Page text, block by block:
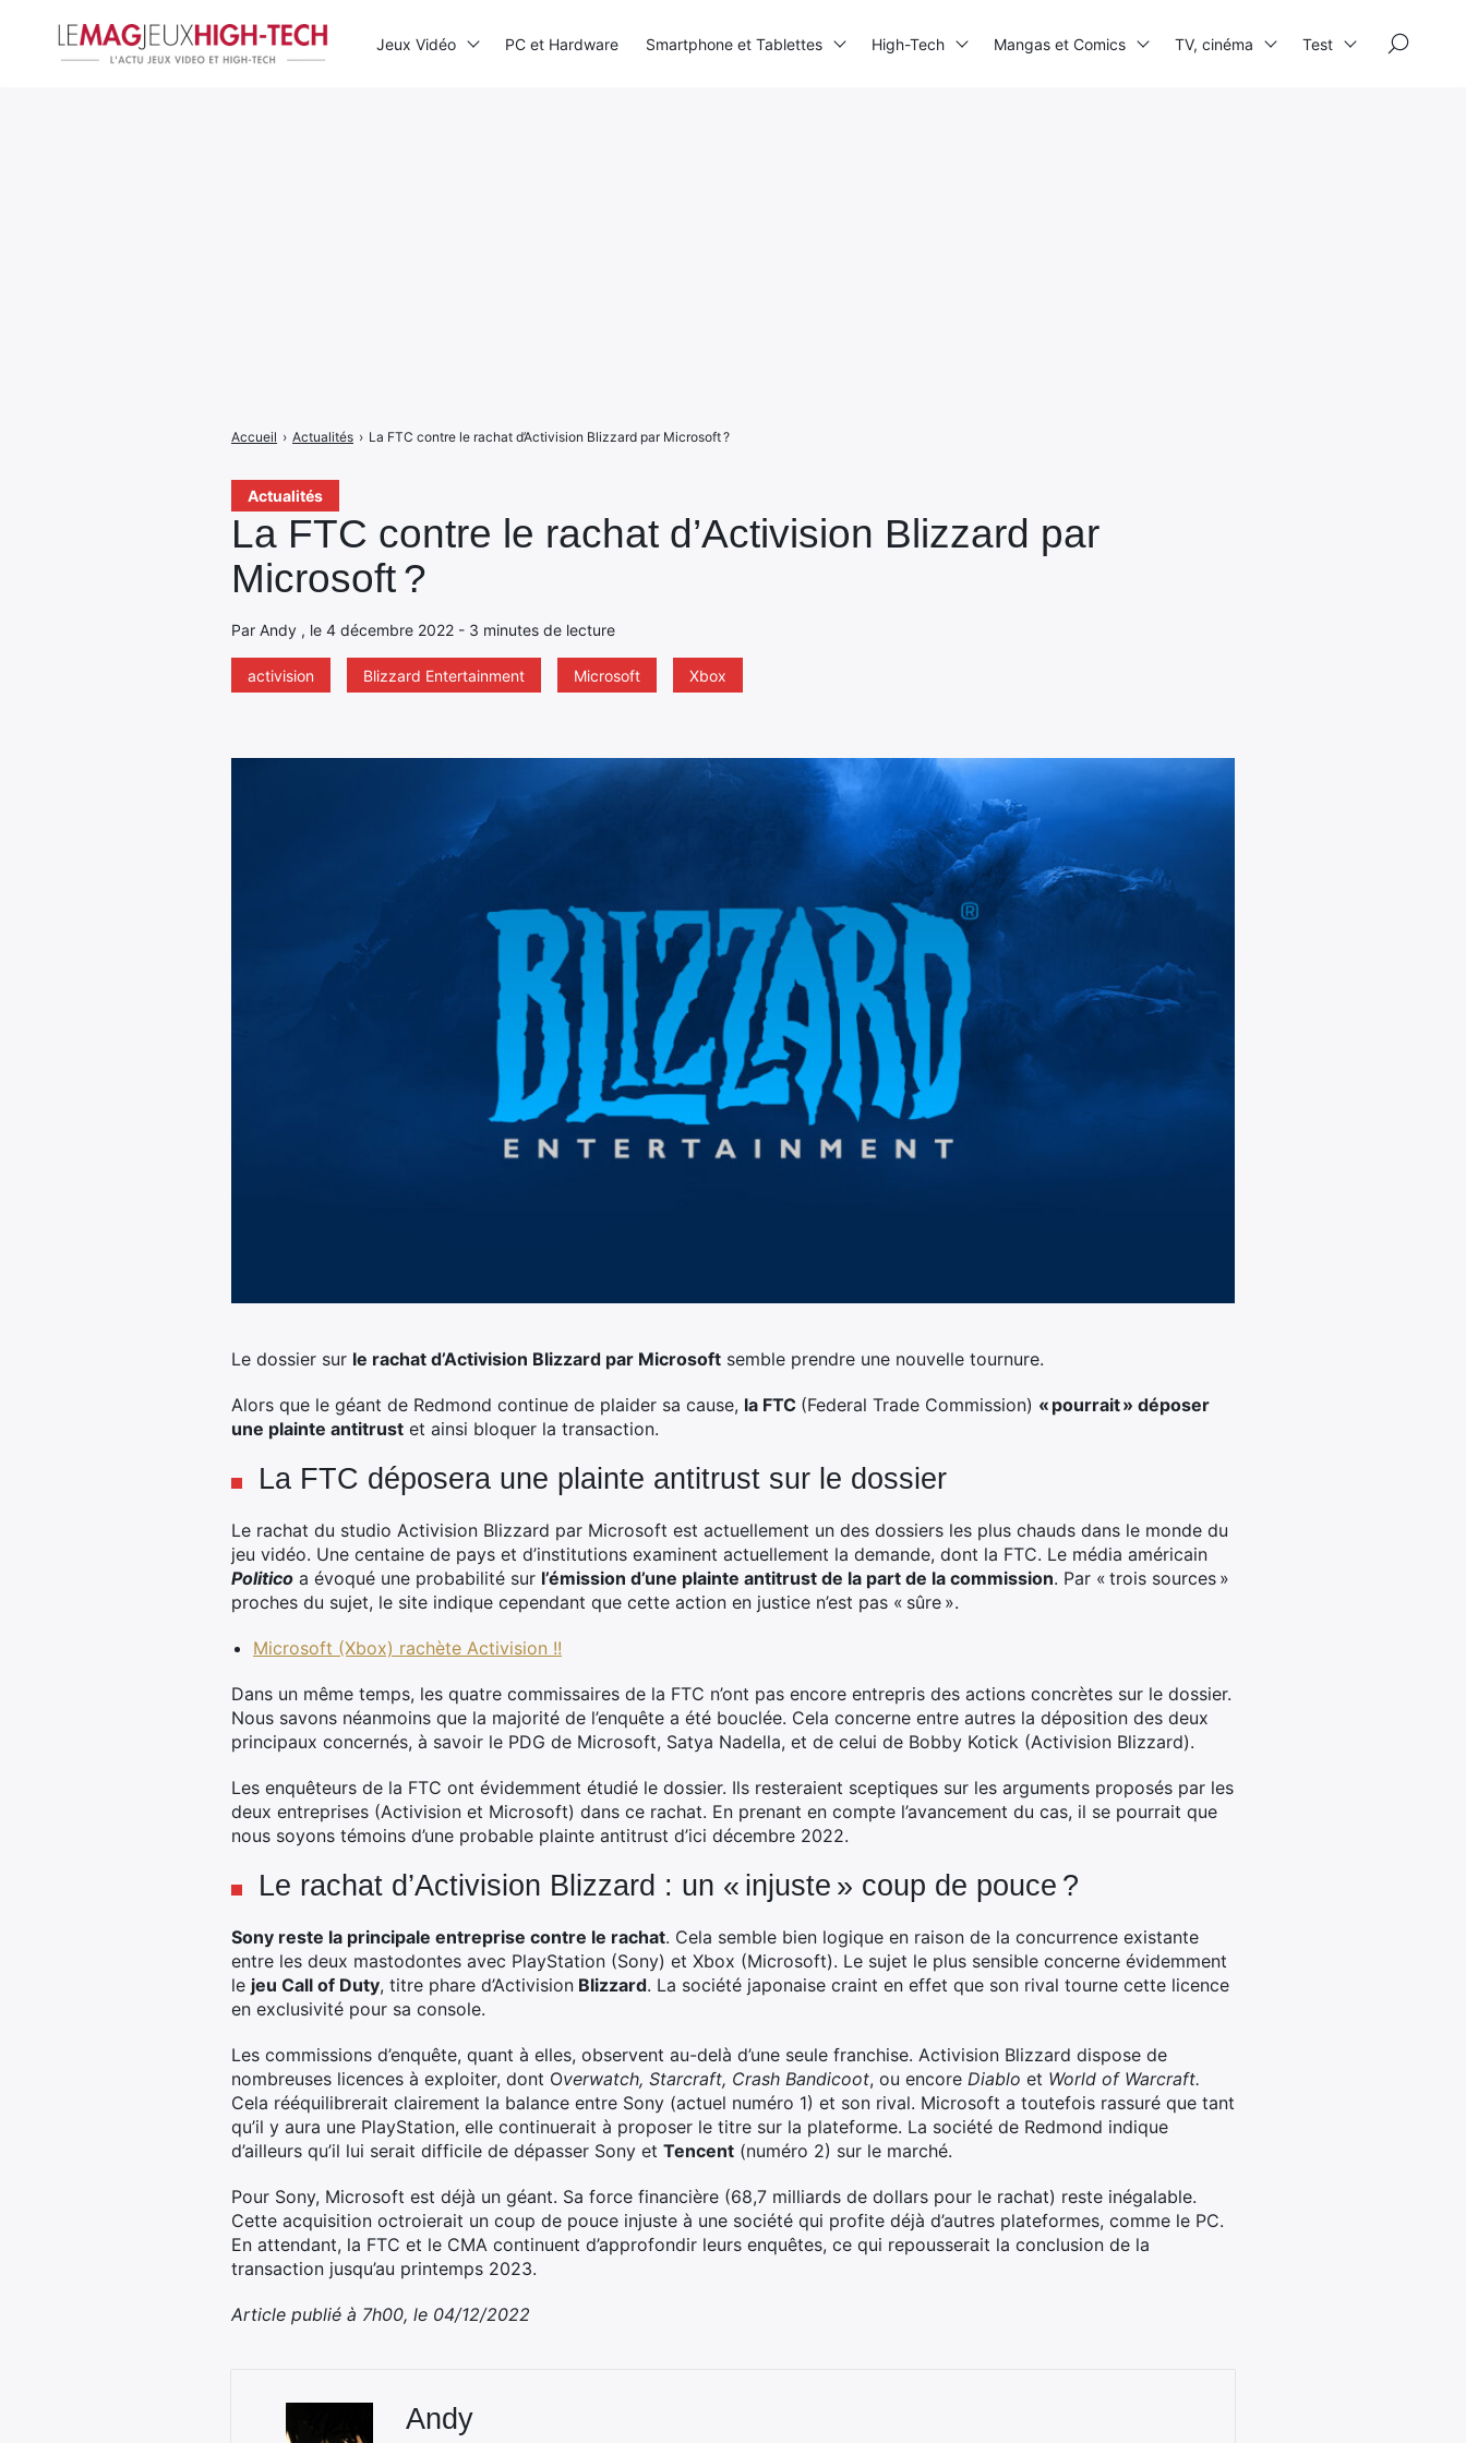
Actualités
La FTC contre le rachat d’Activision Blizzard par
Microsoft ?
Par Andy , le 4 décembre 2022 - 3 minutes de lecture
activision Blizzard Entertainment Microsoft Xbox
Accueil › Actualités › La FTC contre le rachat d’Activision Blizzard par Microsoft ?
Le dossier sur le rachat d’Activision Blizzard par Microsoft semble prendre une nouvelle tournure.
Alors que le géant de Redmond continue de plaider sa cause, la FTC (Federal Trade Commission) « pourrait » déposer
une plainte antitrust et ainsi bloquer la transaction.
La FTC déposera une plainte antitrust sur le dossier
Le rachat du studio Activision Blizzard par Microsoft est actuellement un des dossiers les plus chauds dans le monde du
jeu vidéo. Une centaine de pays et d’institutions examinent actuellement la demande, dont la FTC. Le média américain
Politico a évoqué une probabilité sur l’émission d’une plainte antitrust de la part de la commission. Par « trois sources »
proches du sujet, le site indique cependant que cette action en justice n’est pas « sûre ».
Microsoft (Xbox) rachète Activision !!
Dans un même temps, les quatre commissaires de la FTC n’ont pas encore entrepris des actions concrètes sur le dossier.
Nous savons néanmoins que la majorité de l’enquête a été bouclée. Cela concerne entre autres la déposition des deux
principaux concernés, à savoir le PDG de Microsoft, Satya Nadella, et de celui de Bobby Kotick (Activision Blizzard).
Les enquêteurs de la FTC ont évidemment étudié le dossier. Ils resteraient sceptiques sur les arguments proposés par les
deux entreprises (Activision et Microsoft) dans ce rachat. En prenant en compte l’avancement du cas, il se pourrait que
nous soyons témoins d’une probable plainte antitrust d’ici décembre 2022.
Le rachat d’Activision Blizzard : un « injuste » coup de pouce ?
Sony reste la principale entreprise contre le rachat. Cela semble bien logique en raison de la concurrence existante
entre les deux mastodontes avec PlayStation (Sony) et Xbox (Microsoft). Le sujet le plus sensible concerne évidemment
le jeu Call of Duty, titre phare d’Activision Blizzard. La société japonaise craint en effet que son rival tourne cette licence
en exclusivité pour sa console.
Les commissions d’enquête, quant à elles, observent au-delà d’une seule franchise. Activision Blizzard dispose de
nombreuses licences à exploiter, dont Overwatch, Starcraft, Crash Bandicoot, ou encore Diablo et World of Warcraft.
Cela rééquilibrerait clairement la balance entre Sony (actuel numéro 1) et son rival. Microsoft a toutefois rassuré que tant
qu’il y aura une PlayStation, elle continuerait à proposer le titre sur la plateforme. La société de Redmond indique
d’ailleurs qu’il lui serait difficile de dépasser Sony et Tencent (numéro 2) sur le marché.
Pour Sony, Microsoft est déjà un géant. Sa force financière (68,7 milliards de dollars pour le rachat) reste inégalable.
Cette acquisition octroierait un coup de pouce injuste à une société qui profite déjà d’autres plateformes, comme le PC.
En attendant, la FTC et le CMA continuent d’approfondir leurs enquêtes, ce qui repousserait la conclusion de la
transaction jusqu’au printemps 2023.
Article publié à 7h00, le 04/12/2022
Andy
Jeux Vidéo PC et Hardware Smartphone et Tablettes High-Tech Mangas et Comics TV, cinéma Test